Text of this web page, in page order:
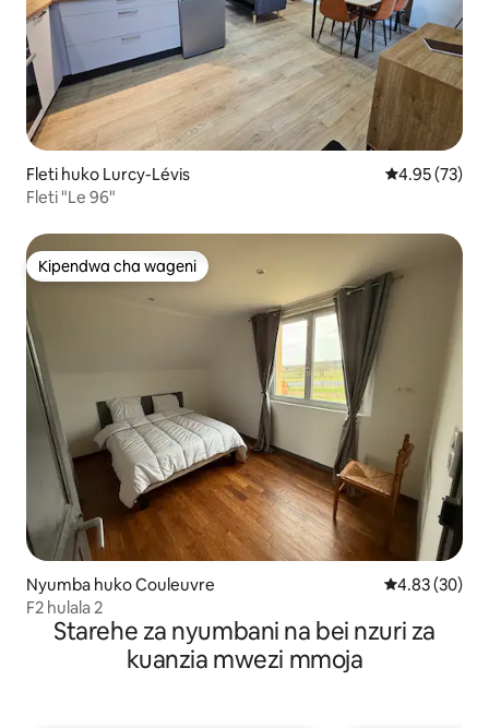
Fleti huko Lurcy-Lévis Ukadiriaji wa
4.95 (73)
Fleti "Le 96"
Kipendwa cha wageni
Kipendwa cha wageni
Nyumba huko Couleuvre Ukadiriaji wa
4.83 (30)
F2 hulala 2
Starehe za nyumbani na bei nzuri za
kuanzia mwezi mmoja